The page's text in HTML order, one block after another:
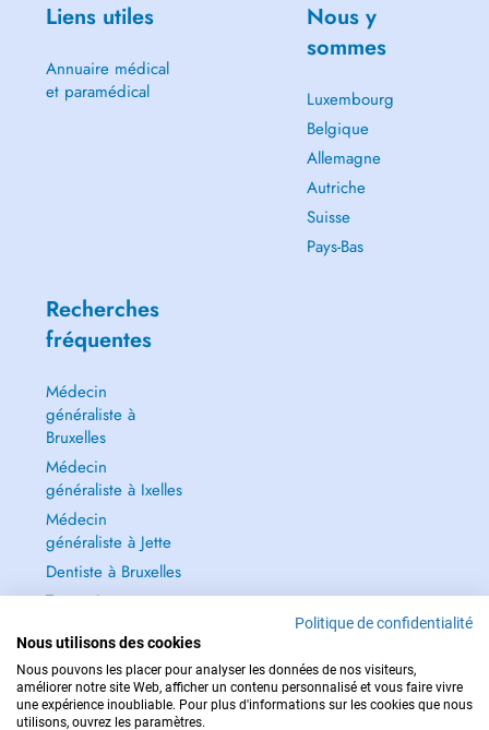
Liens utiles
Annuaire médical
et paramédical
Nous y
sommes
Luxembourg
Belgique
Allemagne
Autriche
Suisse
Pays-Bas
Recherches
fréquentes
Médecin
généraliste à
Bruxelles
Médecin
généraliste à Ixelles
Médecin
généraliste à Jette
Dentiste à Bruxelles
Tout voir →
POUR LES URGENCES, CONSULTEZ : 112
Politique de confidentialité
Nous utilisons des cookies
Nous pouvons les placer pour analyser les données de nos visiteurs,
améliorer notre site Web, afficher un contenu personnalisé et vous faire vivre
une expérience inoubliable. Pour plus d'informations sur les cookies que nous
utilisons, ouvrez les paramètres.